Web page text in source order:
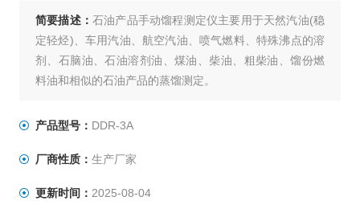
简要描述： 石油产品手动馏程测定仪主要用于天然汽油(稳
定轻烃)、车用汽油、航空汽油、喷气燃料、特殊沸点的溶
剂、石脑油、石油溶剂油、煤油、柴油、粗柴油、馏份燃
料油和相似的石油产品的蒸馏测定。
产品型号： DDR-3A
厂商性质： 生产厂家
更新时间： 2025-08-04